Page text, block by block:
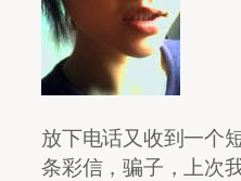
放下电话又收到一个
条彩信，骗子，上次